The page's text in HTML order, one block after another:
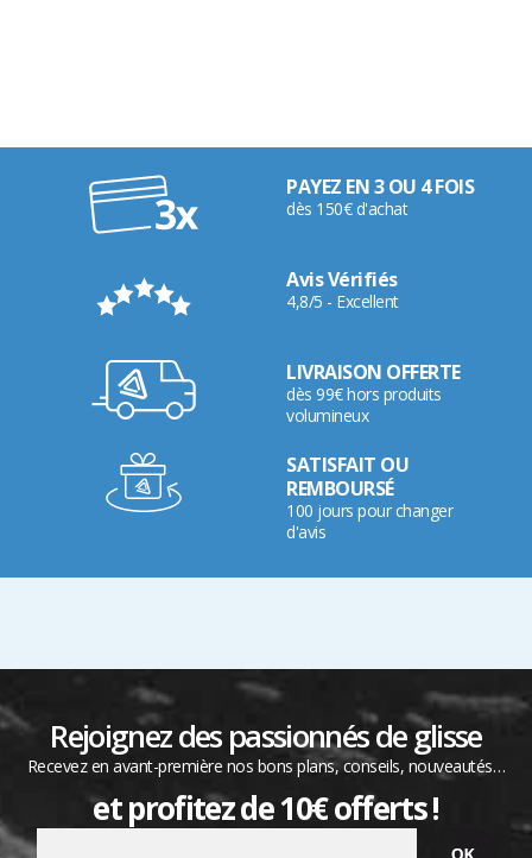
PAYEZ EN 3 OU 4 FOIS
dès 150€ d'achat
Avis Vérifiés
4,8/5 - Excellent
LIVRAISON OFFERTE
dès 99€ hors produits
volumineux
SATISFAIT OU
REMBOURSÉ
100 jours pour changer
d'avis
Rejoignez des passionnés de glisse
Recevez en avant-première nos bons plans, conseils, nouveautés…
et profitez de 10€ offerts !